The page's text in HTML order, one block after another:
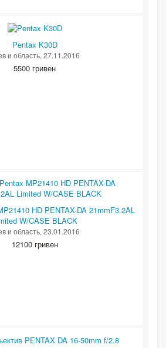
Pentax K30D
и область, 27.11.2016
5500 гривен
HD PENTAX-DA 21mmF3.2AL
W/CASE BLACK
и область, 23.01.2016
12100 гривен